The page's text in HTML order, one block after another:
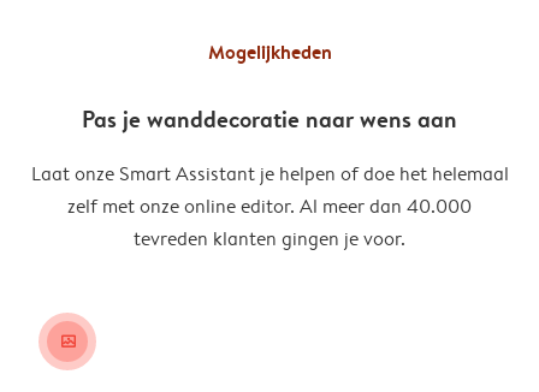
Mogelijkheden
Pas je wanddecoratie naar wens aan
Laat onze Smart Assistant je helpen of doe het helemaal
zelf met onze online editor. Al meer dan 40.000
tevreden klanten gingen je voor.
image_placeholder